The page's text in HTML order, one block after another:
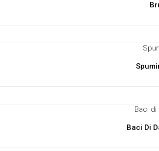
Baci Di